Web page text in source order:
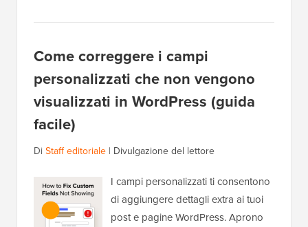
Come correggere i campi
personalizzati che non vengono
visualizzati in WordPress (guida
facile)
DiStaff editoriale | Divulgazione del lettore
I campi personalizzati ti consentono
di aggiungere dettagli extra ai tuoi
post e pagine WordPress. Aprono